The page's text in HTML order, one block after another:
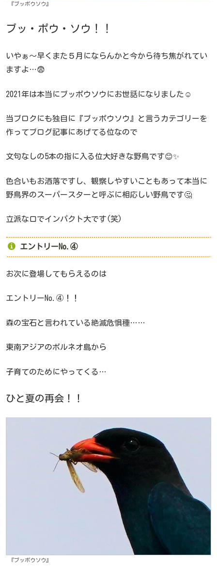
『ブッポウソウ』
ブッ・ポウ・ソウ！！
いやぁ～早くまた５月にならんかと今から待ち焦がれてい
ますよ…😨
2021年は本当にブッポウソウにお世話になりました☺️
当ブロクにも独自に『ブッポウソウ』と言うカテゴリーを
作ってブログ記事にあげてる位なので
文句なしの5本の指に入る位大好きな野鳥です😊✨
色合いもお洒落ですし、観察しやすいこともあって本当に
野鳥界のスーパースターと呼ぶに相応しい野鳥です🤔
立派な口でインパクト大です(笑)
エントリーNo.④
お次に登場してもらえるのは
エントリーNo.④！！
森の宝石と言われている絶滅危惧種……
東南アジアのボルネオ島から
子育てのためにやってくる…
ひと夏の再会！！
『ブッポウソウ』